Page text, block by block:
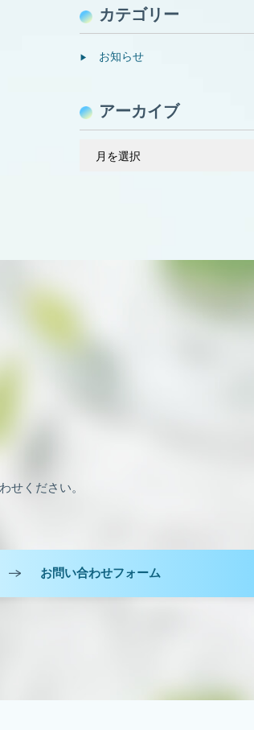
カテゴリー
お知らせ
アーカイブ
せください。
お問い合わせフォーム